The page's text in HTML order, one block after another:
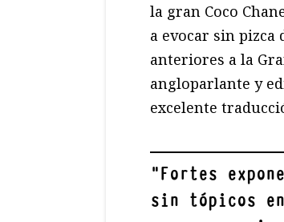
la gran Coco
a evocar sin
anteriores a la
angloparlante y
excelente
"Fortes
sin tópicos